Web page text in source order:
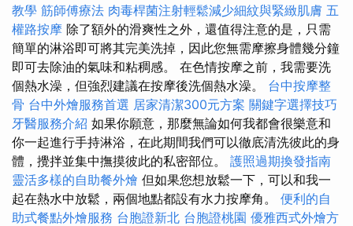
教學 筋師傅療法 肉毒桿菌注射輕鬆減少細紋與緊緻肌膚 五
權路按摩 除了額外的滑爽性之外，還值得注意的是，只需
簡單的淋浴即可將其完美洗掉，因此您無需摩擦身體幾分鐘
即可去除油的氣味和粘稠感。 在色情按摩之前，我需要洗
個熱水澡，但強烈建議在按摩後洗個熱水澡。 台中按摩整
骨 台中外燴服務首選 居家清潔300元方案 關鍵字選擇技巧
牙醫服務介紹 如果你願意，那麼無論如何我都會很樂意和
你一起進行手持淋浴，在此期間我們可以徹底清洗彼此的身
體，攪拌並集中撫摸彼此的私密部位。 護照過期換發指南
靈活多樣的自助餐外燴 但如果您想放鬆一下，可以和我一
起在熱水中放鬆，兩個地點都設有水力按摩角。 便利的自
助式餐點外燴服務 台胞證新北 台胞證桃園 優雅西式外燴方